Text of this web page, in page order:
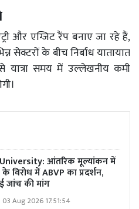
और एग्जिट रैंप बनाए जा रहे हैं,
सेक्टरों के बीच निर्बाध यातायात
यात्रा समय में उल्लेखनीय कमी
आंतरिक मूल्यांकन में
विरोध में ABVP का प्रदर्शन,
जांच की मांग
03 Aug 2026 17:51:54